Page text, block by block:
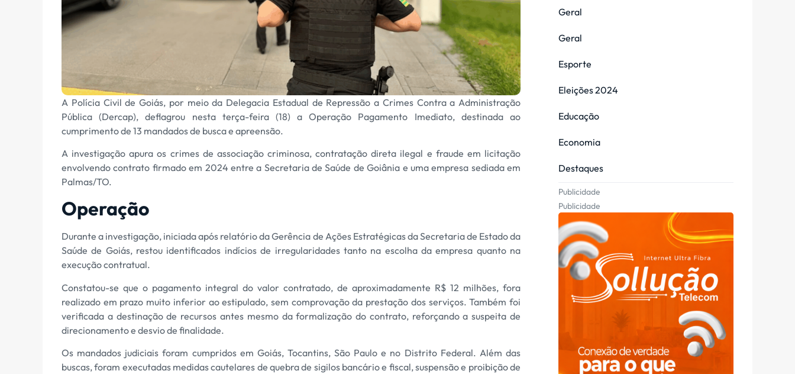
A Polícia Civil de Goiás, por meio da Delegacia Estadual de Repressão a Crimes Contra a Administração
Pública (Dercap), deflagrou nesta terça-feira (18) a Operação Pagamento Imediato, destinada ao
cumprimento de 13 mandados de busca e apreensão.
A investigação apura os crimes de associação criminosa, contratação direta ilegal e fraude em licitação
envolvendo contrato firmado em 2024 entre a Secretaria de Saúde de Goiânia e uma empresa sediada em
Palmas/TO.
Operação
Durante a investigação, iniciada após relatório da Gerência de Ações Estratégicas da Secretaria de Estado da
Saúde de Goiás, restou identificados indícios de irregularidades tanto na escolha da empresa quanto na
execução contratual.
Constatou-se que o pagamento integral do valor contratado, de aproximadamente R$ 12 milhões, fora
realizado em prazo muito inferior ao estipulado, sem comprovação da prestação dos serviços. Também foi
verificada a destinação de recursos antes mesmo da formalização do contrato, reforçando a suspeita de
direcionamento e desvio de finalidade.
Os mandados judiciais foram cumpridos em Goiás, Tocantins, São Paulo e no Distrito Federal. Além das
buscas, foram executadas medidas cautelares de quebra de sigilos bancário e fiscal, suspensão e proibição de
Geral
Geral
Esporte
Eleições 2024
Educação
Economia
Destaques
Publicidade
Publicidade